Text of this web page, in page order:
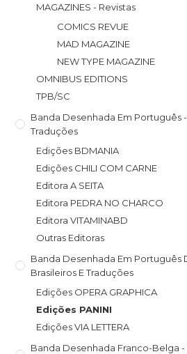
MAGAZINES - Revistas
COMICS REVUE
MAD MAGAZINE
NEW TYPE MAGAZINE
OMNIBUS EDITIONS
TPB/SC
Banda Desenhada Em Português
Traduções
Edições BDMANIA
Edições CHILI COM CARNE
Editora A SEITA
Editora PEDRA NO CHARCO
Editora VITAMINABD
Outras Editoras
Banda Desenhada Em Português
Brasileiros E Traduções
Edições OPERA GRAPHICA
Edições PANINI
Edições VIA LETTERA
Banda Desenhada Franco-Belga -